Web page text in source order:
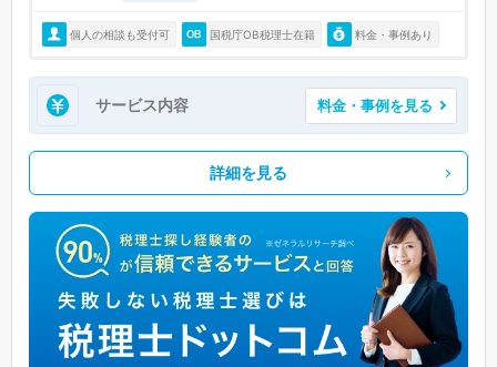
個人の相談も受付可 国税庁OB税理士在籍 料金・事例あり
サービス内容 料金・事例を見る
詳細を見る